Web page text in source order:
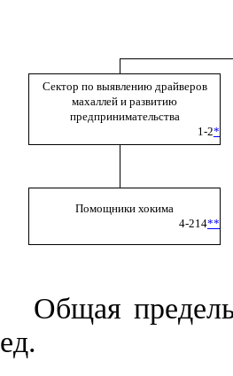
Сектор по выявлению драйверов
махаллей и развитию
предпринимательства
1-2*
Помощники хокима
4-214**
Общая
ед.